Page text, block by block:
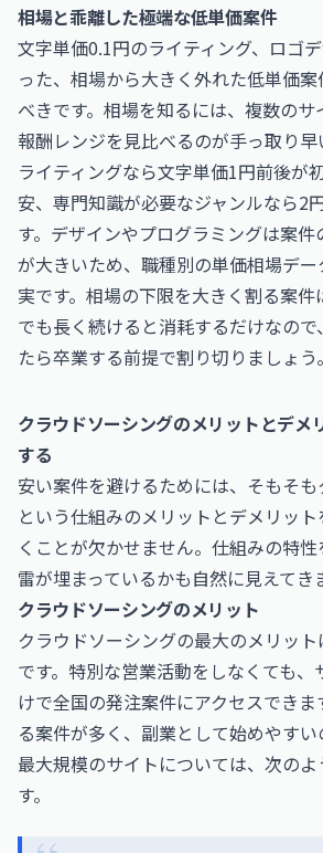
相場と乖離した極端な低単価案件
文字単価0.1円のライティング、ロゴ
った、相場から大きく外れた低単価
べきです。相場を知るには、複数の
報酬レンジを見比べるのが手っ取り早
ライティングなら文字単価1円前後が
安、専門知識が必要なジャンルなら2
す。デザインやプログラミングは案
が大きいため、職種別の単価相場デ
実です。相場の下限を大きく割る案
でも長く続けると消耗するだけなの
たら卒業する前提で割り切りましょう。
クラウドソーシングのメリットとデメ
する
安い案件を避けるためには、そもそ
という仕組みのメリットとデメリッ
くことが欠かせません。仕組みの特
雷が埋まっているかも自然に見えてき
クラウドソーシングのメリット
クラウドソーシングの最大のメリッ
です。特別な営業活動をしなくても
けで全国の発注案件にアクセスできま
る案件が多く、副業として始めやす
最大規模のサイトについては、次の
す。